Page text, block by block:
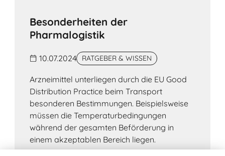
Besonderheiten der
Pharmalogistik
10.07.2024 RATGEBER & WISSEN
Arzneimittel unterliegen durch die EU Good
Distribution Practice beim Transport
besonderen Bestimmungen. Beispielsweise
müssen die Temperaturbedingungen
während der gesamten Beförderung in
einem akzeptablen Bereich liegen.